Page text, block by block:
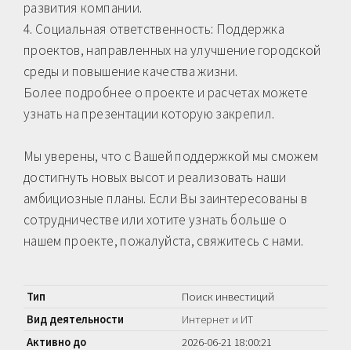
развития компании.
4. Социальная ответственность: Поддержка
проектов, направленных на улучшение городской
среды и повышение качества жизни.
Более подробнее о проекте и расчетах можете
узнать на презентации которую закрепил.
Мы уверены, что с Вашей поддержкой мы сможем
достигнуть новых высот и реализовать наши
амбициозные планы. Если Вы заинтересованы в
сотрудничестве или хотите узнать больше о
нашем проекте, пожалуйста, свяжитесь с нами.
Тип
Поиск инвестиций
Вид деятельности
Интернет и ИТ
Активно до
2026-06-21 18:00:21